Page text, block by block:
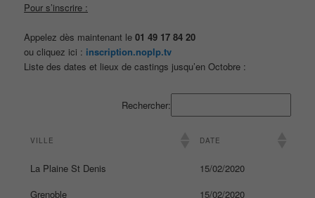
Pour s’inscrire :
Appelez dès maintenant le01 49 17 84 20
ou cliquez ici : inscription.noplp.tv
Liste des dates et lieux de castings jusqu’en Octobre :
Rechercher:
VILLE DATE
La Plaine St Denis
15/02/2020
Grenoble
15/02/2020